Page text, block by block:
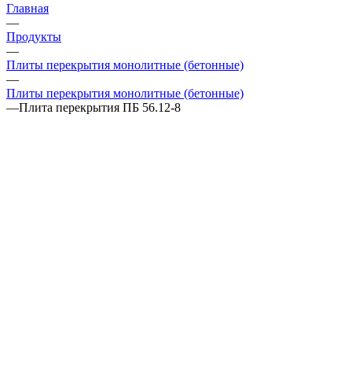
Главная
—
Продукты
—
Плиты перекрытия монолитные (бетонные)
—
Плиты перекрытия монолитные (бетонные)
—Плита перекрытия ПБ 56.12-8